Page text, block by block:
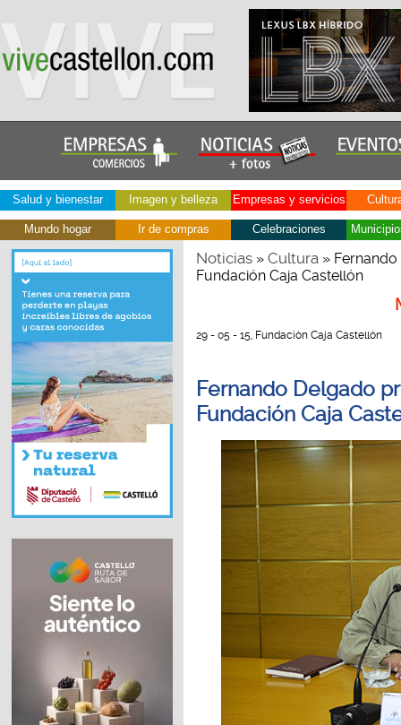
Salud y bienestar Imagen y belleza Empresas y servicios
Mundo hogar Ir de compras Celebraciones
Noticias» Cultura» Fernando
Fundación Caja Castellón
29 - 05 - 15, Fundación Caja Castellón
Fernando Delgado
Fundación Caja